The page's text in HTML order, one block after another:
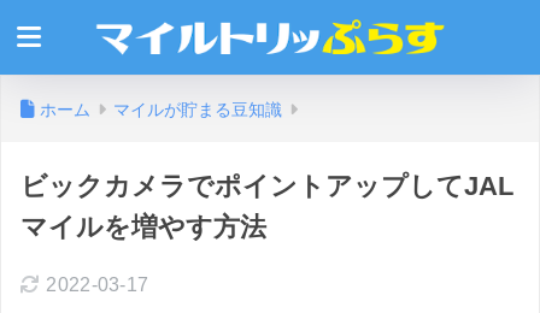
ホーム マイルが貯まる豆知識
ビックカメラでポイントアップしてJAL
マイルを増やす方法
2022-03-17